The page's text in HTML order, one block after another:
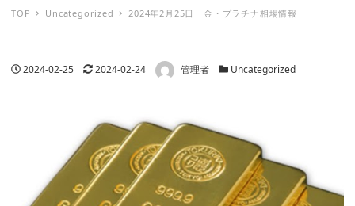
TOP Uncategorized 2024年2月25日 金・プラチナ相場情報
投稿日
2024-02-25 更新日
2024-02-24 著者 管理者 カテゴリー
Uncategorized